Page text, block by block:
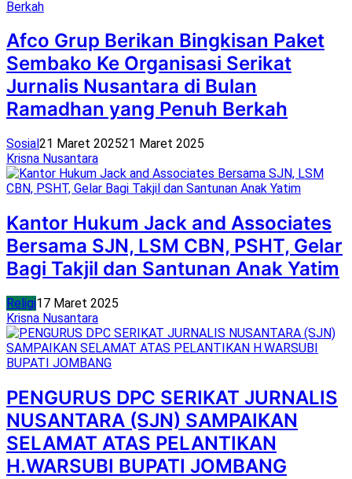
Afco Grup Berikan Bingkisan Paket
Sembako Ke Organisasi Serikat
Jurnalis Nusantara di Bulan
Ramadhan yang Penuh Berkah
Sosial 21 Maret 202521 Maret 2025
Krisna Nusantara
Kantor Hukum Jack and Associates
Bersama SJN, LSM CBN, PSHT, Gelar
Bagi Takjil dan Santunan Anak Yatim
Religi17 Maret 2025
Krisna Nusantara
PENGURUS DPC SERIKAT JURNALIS
NUSANTARA (SJN) SAMPAIKAN
SELAMAT ATAS PELANTIKAN
H.WARSUBI BUPATI JOMBANG